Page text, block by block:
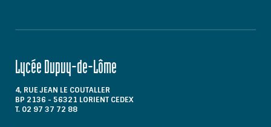
Lycée Dupuy-de-Lôme
4, RUE JEAN LE COUTALLER
BP 2136 - 56321 LORIENT CEDEX
T. 02 97 37 72 88